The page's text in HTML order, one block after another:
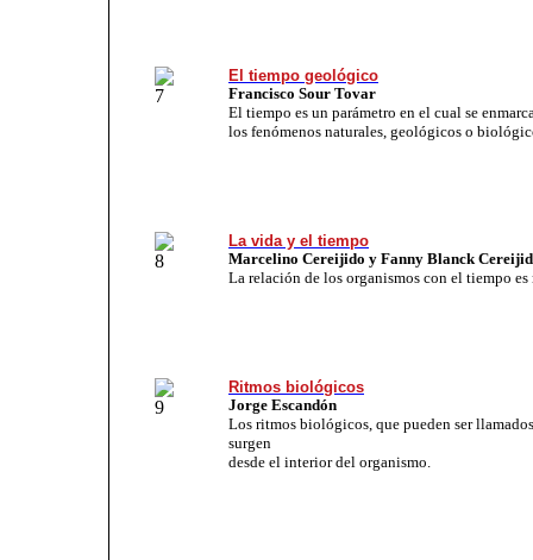
El tiempo geológico
Francisco Sour Tovar
El tiempo es un parámetro en el cual se
los fenómenos naturales, geológicos o
La vida y el tiempo
Marcelino Cereijido y Fanny Blanck
La relación de los organismos con el tiempo es
Ritmos biológicos
Jorge Escandón
Los ritmos biológicos, que pueden ser
surgen
desde el interior del organismo.